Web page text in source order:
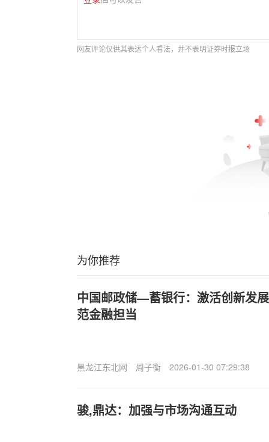
网友评论仅供其表达个人看法，并不表明证券时报立场
为你推荐
中国邮政储—蓄银行：激活创新发
范金融担当
黑龙江东北网 周子衡 2026-01-30 07:29:38
骏,鼎达：加强与市场沟通互动